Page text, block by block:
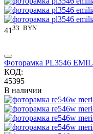
41 33 BYN
Фоторамка PL3546
КОД:
45395
В наличии